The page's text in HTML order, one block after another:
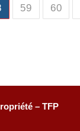
59 60
– TFP